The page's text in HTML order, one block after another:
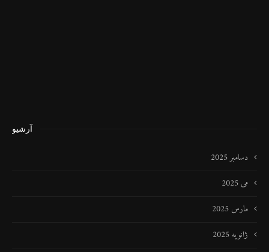
آرشیو
دسامبر 2025
می 2025
مارس 2025
ژانویه 2025